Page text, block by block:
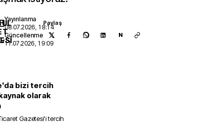
Yayınlanma
08.07.2026, 18:14
Güncellenme
11.07.2026, 19:09
Paylaş
N
bizi tercih
olarak
Gazetesi'i tercih